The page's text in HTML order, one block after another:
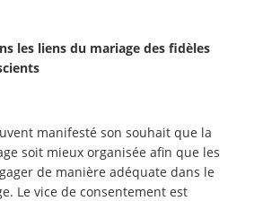
les liens du mariage des fidèles
manifesté son souhait que la
soit mieux organisée afin que les
de manière adéquate dans le
Le vice de consentement est